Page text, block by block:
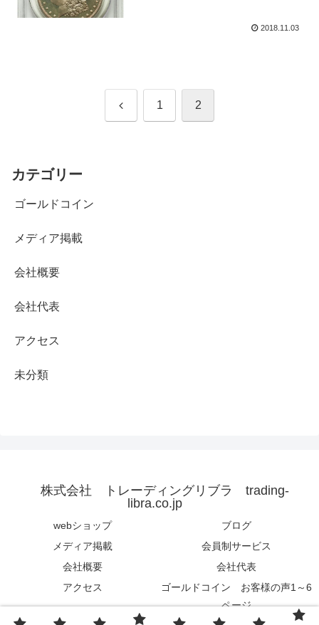
2018.11.03
前 1 2
カテゴリー
ゴールドコイン
メディア掲載
会社概要
会社代表
アクセス
未分類
株式会社 トレーディングリブラ trading-
libra.co.jp
webショップ
ブログ
メディア掲載
会員制サービス
会社概要
会社代表
アクセス
ゴールドコイン お客様の声1～6
ページ